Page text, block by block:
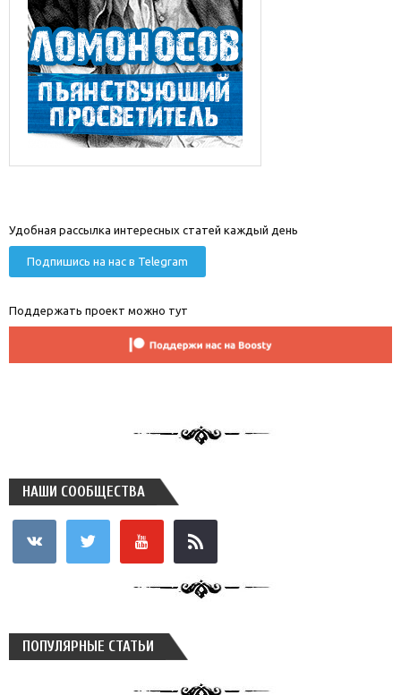
Удобная рассылка интересных статей каждый день
Подпишись на нас в Telegram
Поддержать проект можно тут
НАШИ СООБЩЕСТВА
ПОПУЛЯРНЫЕ СТАТЬИ